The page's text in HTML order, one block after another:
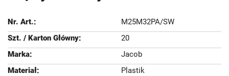
M25M32PA/SW
20
Jacob
Plastik